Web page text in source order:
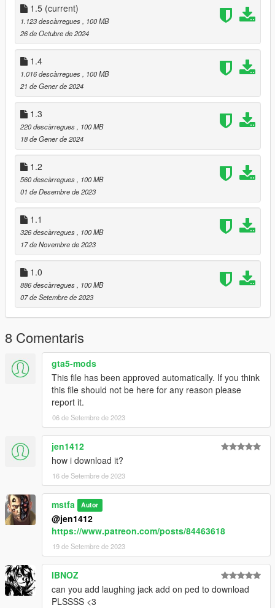
1.5 (current)
1.123 descàrregues
, 100 MB
26 de Octubre de 2024
1.4
1.016 descàrregues
, 100 MB
21 de Gener de 2024
1.3
220 descàrregues
, 100 MB
18 de Gener de 2024
1.2
560 descàrregues
, 100 MB
01 de Desembre de 2023
1.1
326 descàrregues
, 100 MB
17 de Novembre de 2023
1.0
886 descàrregues
, 100 MB
07 de Setembre de 2023
8 Comentaris
gta5-mods
This file has been approved automatically. If you think
this file should not be here for any reason please
report it.
06 de Setembre de 2023
jen1412
how i download it?
16 de Setembre de 2023
mstfa Autor
@jen1412
https://www.patreon.com/posts/84463618
19 de Setembre de 2023
IBNOZ
can you add laughing jack add on ped to download
PLSSSS <3